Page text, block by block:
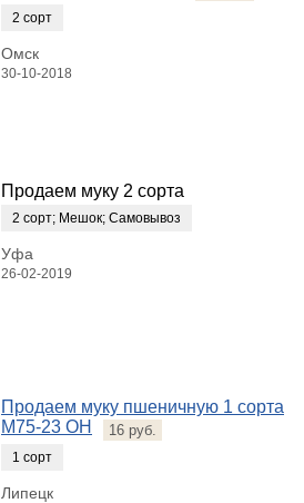
2 сорт
Омск
30-10-2018
Продаем муку 2 сорта
2 сорт; Мешок; Самовывоз
Уфа
26-02-2019
Продаем муку пшеничную 1 сорта
М75-23 ОН
16 руб.
1 сорт
Липецк